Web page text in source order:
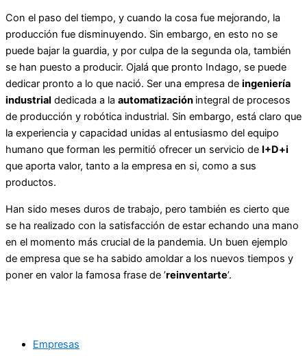
Con el paso del tiempo, y cuando la cosa fue mejorando, la
producción fue disminuyendo. Sin embargo, en esto no se
puede bajar la guardia, y por culpa de la segunda ola, también
se han puesto a producir. Ojalá que pronto Indago, se puede
dedicar pronto a lo que nació. Ser una empresa de ingeniería
industrial dedicada a la automatización integral de procesos
de producción y robótica industrial. Sin embargo, está claro que
la experiencia y capacidad unidas al entusiasmo del equipo
humano que forman les permitió ofrecer un servicio de I+D+i
que aporta valor, tanto a la empresa en si, como a sus
productos.
Han sido meses duros de trabajo, pero también es cierto que
se ha realizado con la satisfacción de estar echando una mano
en el momento más crucial de la pandemia. Un buen ejemplo
de empresa que se ha sabido amoldar a los nuevos tiempos y
poner en valor la famosa frase de ’reinventarte’.
Empresas